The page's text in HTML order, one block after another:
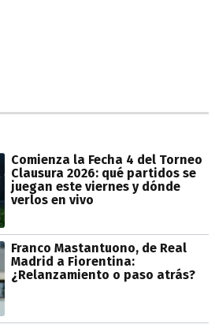
Comienza la Fecha 4 del Torneo
Clausura 2026: qué partidos se
juegan este viernes y dónde
verlos en vivo
Franco Mastantuono, de Real
Madrid a Fiorentina:
¿Relanzamiento o paso atrás?